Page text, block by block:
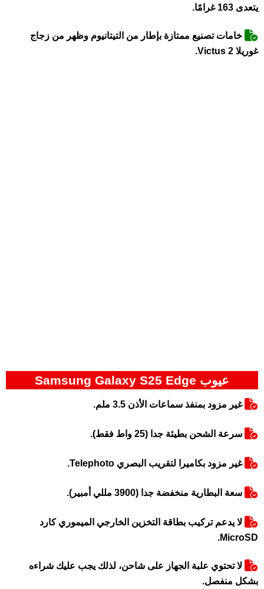
يتعدى 163 غرامًا.
خامات تصنيع ممتازة بإطار من التيتانيوم وظهر من زجاج
غوريلا Victus 2.
عيوب Samsung Galaxy S25 Edge
غير مزود بمنفذ سماعات الأذن 3.5 ملم.
سرعة الشحن بطيئة جدا (25 واط فقط).
غير مزود بكاميرا لتقريب البصري Telephoto.
سعة البطارية منخفضة جدا (3900 مللي أمبير).
لا يدعم تركيب بطاقة التخزين الخارجي الميموري كارد
MicroSD.
لا تحتوي علبة الجهاز على شاحن، لذلك يجب عليك شراءه
بشكل منفصل.